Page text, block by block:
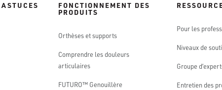
FONCTIONNEMENT DES
PRODUITS
Orthèses et supports
Comprendre les douleurs
articulaires
FUTURO™ Genouillère
Pour les
Niveaux de
Groupe
Entretien des